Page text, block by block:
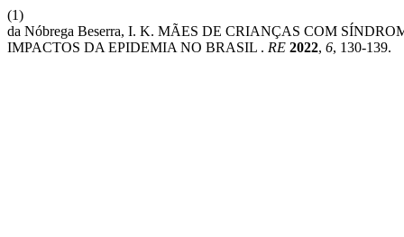
(1)
da Nóbrega Beserra, I. K. MÃES DE CRIANÇAS COM
IMPACTOS DA EPIDEMIA NO BRASIL . RE 2022, 6, 130-139.